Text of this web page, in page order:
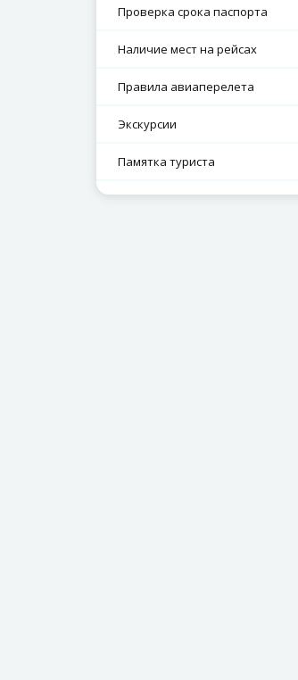
Проверка срока паспорта
Наличие мест на рейсах
Правила авиаперелета
Экскурсии
Памятка туриста